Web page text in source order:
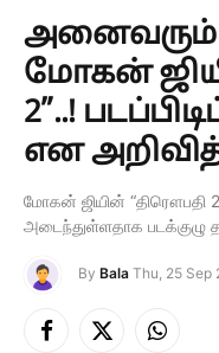
அனைவரும்
மோகன்
2”..!
என
மோகன் ஜியின் “திரௌபதி 2”
அடைந்துள்ளதாக படக்குழு
By Bala Thu, 25 Sep
Facebook
X